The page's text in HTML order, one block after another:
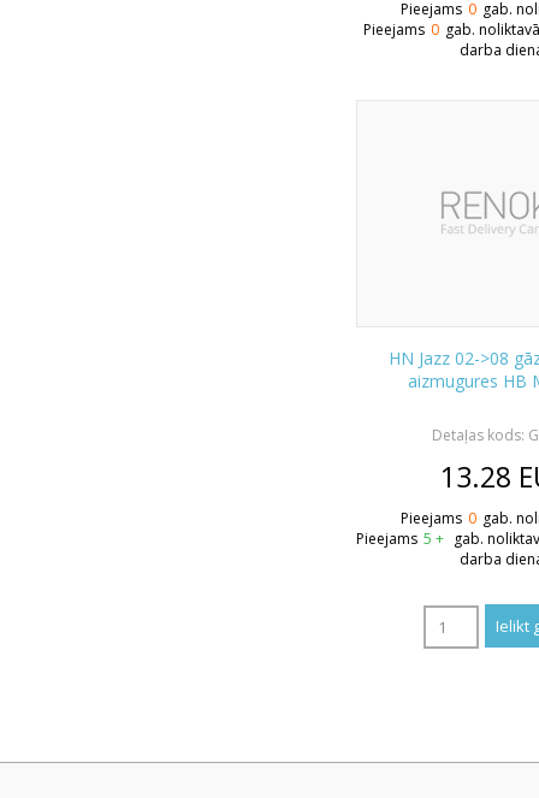
Pieejams 0 gab.
Pieejams 0 gab.
darba
HN Jazz 02->08
aizmugures HB
Detaļas kods:
13.28
Pieejams 0 gab.
Pieejams 5 + gab.
darba